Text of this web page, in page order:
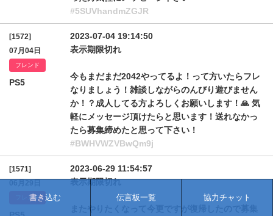
#5SUVhandmZGJR
[1572]
07月04日
フレンド
PS5
2023-07-04 19:14:50
表示期限切れ
今もまだまだ2042やってるよ！って方いたらフレ
なりましょう！雑談しながらのんびり遊びません
か！？成人してる方よろしくお願いします！🙏 気
軽にメッセージ頂けたらと思います！送れなかっ
たら募集締めたと思って下さい！
#BWHVWZVBwQm9j
[1571]
フレンド
2023-06-29 11:54:57
表示期限切れ
書き込む 伝言板一覧 協力チャット